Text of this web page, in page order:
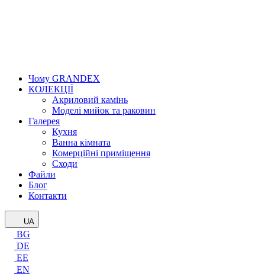
Чому GRANDEX
КОЛЕКЦІЇ
Акриловий камінь
Моделі мийок та раковин
Галерея
Кухня
Ванна кімната
Комерційні приміщення
Сходи
Файли
Блог
Контакти
UA
BG
DE
EE
EN